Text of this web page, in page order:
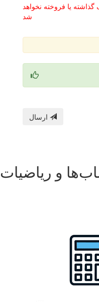
یا فروخته نخواهد
شد
و ریاضیات